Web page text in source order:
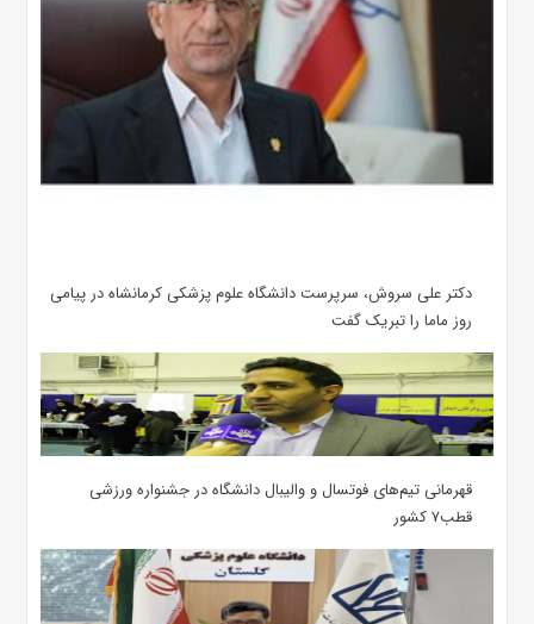
دکتر علی سروش، سرپرست دانشگاه علوم پزشکی کرمانشاه در پیامی
روز ماما را تبریک گفت
قهرمانی تیم‌های فوتسال و والیبال دانشگاه در جشنواره ورزشی
قطب۷ کشور